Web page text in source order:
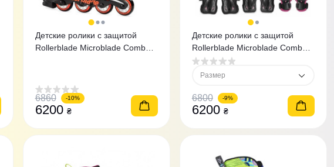
Детские ролики с защитой
Rollerblade Microblade Combo
6860 -10%
6200 ₴
Детские ролики с защитой
Rollerblade Microblade Combo
Rosa Blanco 36,5-40,5
Размер
6800 -9%
6200 ₴